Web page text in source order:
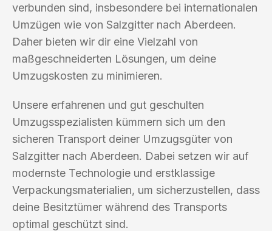
verbunden sind, insbesondere bei internationalen
Umzügen wie von Salzgitter nach Aberdeen.
Daher bieten wir dir eine Vielzahl von
maßgeschneiderten Lösungen, um deine
Umzugskosten zu minimieren.
Unsere erfahrenen und gut geschulten
Umzugsspezialisten kümmern sich um den
sicheren Transport deiner Umzugsgüter von
Salzgitter nach Aberdeen. Dabei setzen wir auf
modernste Technologie und erstklassige
Verpackungsmaterialien, um sicherzustellen, dass
deine Besitztümer während des Transports
optimal geschützt sind.